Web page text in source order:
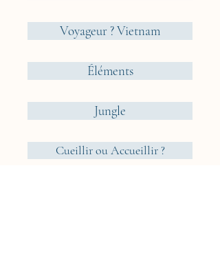
Voyageur ? Vietnam
Éléments
Jungle
Cueillir ou Accueillir ?